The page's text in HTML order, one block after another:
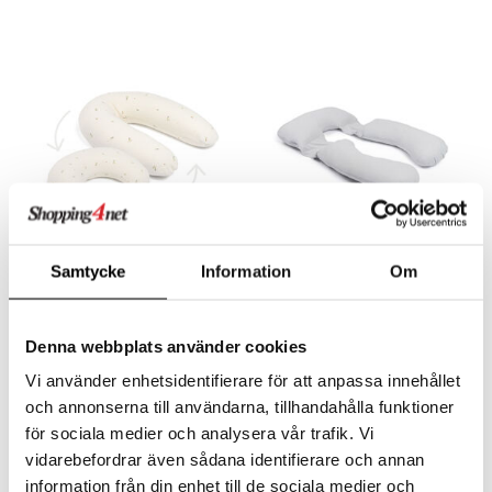
Samtycke Information Om
Denna webbplats använder cookies
Vi använder enhetsidentifierare för att anpassa innehållet
och annonserna till användarna, tillhandahålla funktioner
för sociala medier och analysera vår trafik. Vi
vidarebefordrar även sådana identifierare och annan
information från din enhet till de sociala medier och
Doomoo Gravid- og Amme
pude 2-i-1 Quilt Creme
En multifunktionel pude, der nemt tilpasses efter dine behov!